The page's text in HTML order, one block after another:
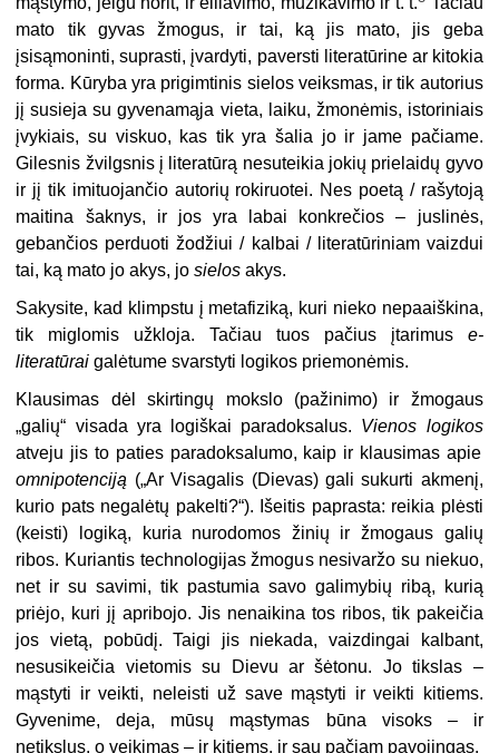
mato tik gyvas žmogus, ir tai, ką jis mato, jis geba
įsisąmoninti, suprasti, įvardyti, paversti literatūrine ar kitokia
forma. Kūryba yra prigimtinis sielos veiksmas, ir tik autorius
jį susieja su gyvenamąja vieta, laiku, žmonėmis, istoriniais
įvykiais, su viskuo, kas tik yra šalia jo ir jame pačiame.
Gilesnis žvilgsnis į literatūrą nesuteikia jokių prielaidų gyvo
ir jį tik imituojančio autorių rokiruotei. Nes poetą / rašytoją
maitina šaknys, ir jos yra labai konkrečios – juslinės,
gebančios perduoti žodžiui / kalbai / literatūriniam vaizdui
tai, ką mato jo akys, josielos akys.
Sakysite, kad klimpstu į metafiziką, kuri nieko nepaaiškina,
tik miglomis užkloja. Tačiau tuos pačius įtarimus e-
literatūrai galėtume svarstyti logikos priemonėmis.
Klausimas dėl skirtingų mokslo (pažinimo) ir žmogaus
„galių“ visada yra logiškai paradoksalus. Vienos logikos
atveju jis to paties paradoksalumo, kaip ir klausimas apie
omnipotenciją („Ar Visagalis (Dievas) gali sukurti akmenį,
kurio pats negalėtų pakelti?“). Išeitis paprasta: reikia plėsti
(keisti) logiką, kuria nurodomos žinių ir žmogaus galių
ribos. Kuriantis technologijas žmogus nesivaržo su niekuo,
net ir su savimi, tik pastumia savo galimybių ribą, kurią
priėjo, kuri jį apribojo. Jis nenaikina tos ribos, tik pakeičia
jos vietą, pobūdį. Taigi jis niekada, vaizdingai kalbant,
nesusikeičia vietomis su Dievu ar šėtonu. Jo tikslas –
mąstyti ir veikti, neleisti už save mąstyti ir veikti kitiems.
Gyvenime, deja, mūsų mąstymas būna visoks – ir
netikslus, o veikimas – ir kitiems, ir sau pačiam pavojingas.